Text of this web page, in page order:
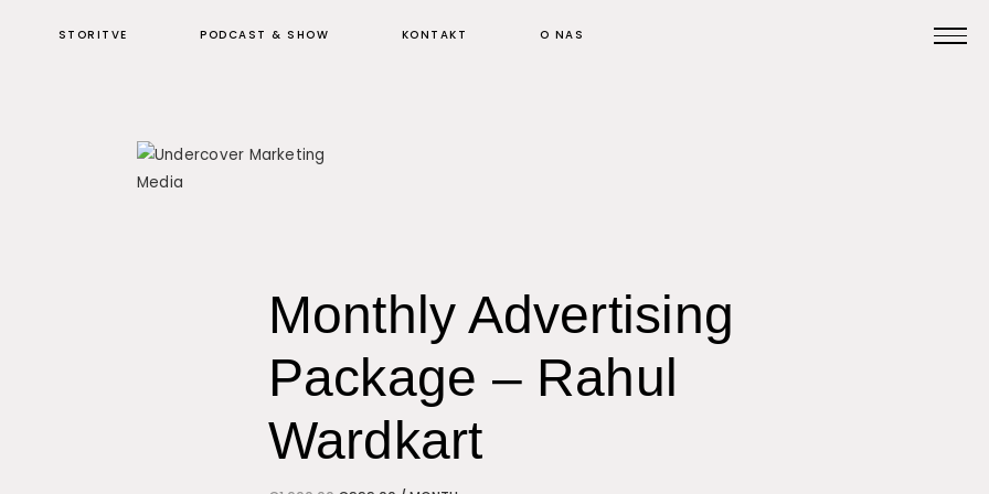
STORITVE PODCAST & SHOW KONTAKT O NAS
Kontakt
Monthly Advertising
Package – Rahul
Wardkart